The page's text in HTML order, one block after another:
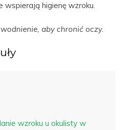
wspierają higienę wzroku.
aby chronić oczy.
wzroku u okulisty w